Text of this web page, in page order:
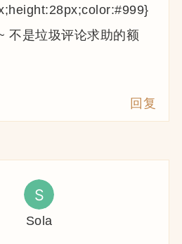
不是垃圾评论求助的额
回复
Sola